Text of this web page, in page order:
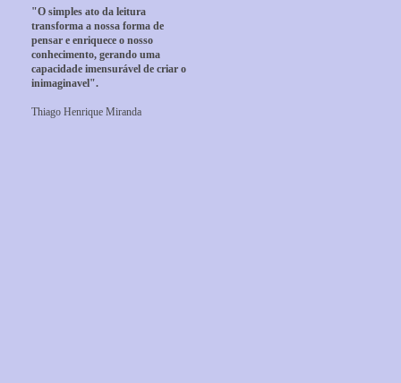
"O simples ato da leitura
transforma a nossa forma de
pensar e enriquece o nosso
conhecimento, gerando uma
capacidade imensurável de criar o
inimaginavel".
Thiago Henrique Miranda